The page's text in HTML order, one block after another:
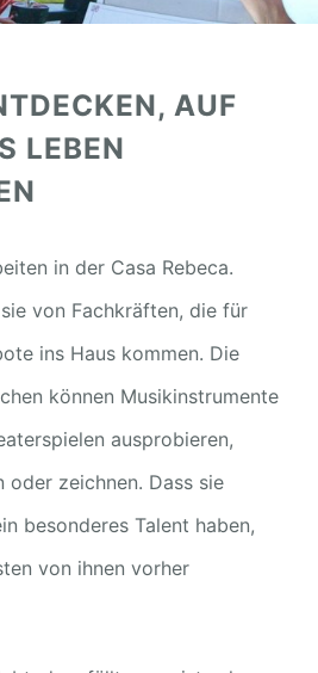
AUF
LEBEN
in der Casa Rebeca.
von Fachkräften, die für
ins Haus kommen. Die
können Musikinstrumente
ausprobieren,
oder zeichnen. Dass sie
besonderes Talent haben,
von ihnen vorher